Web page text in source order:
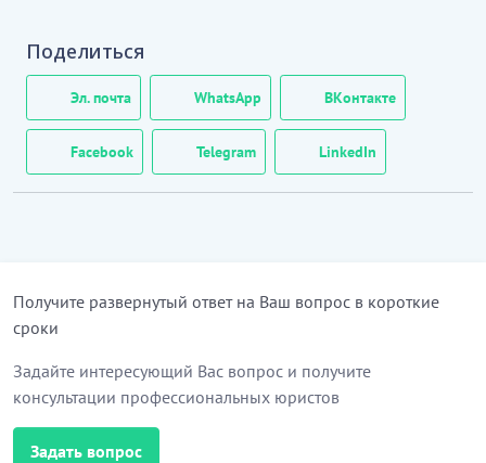
Поделиться
Эл. почта WhatsApp ВКонтакте
Facebook Telegram LinkedIn
Получите развернутый ответ на Ваш вопрос в короткие
сроки
Задайте интересующий Вас вопрос и получите
консультации профессиональных юристов
Задать вопрос